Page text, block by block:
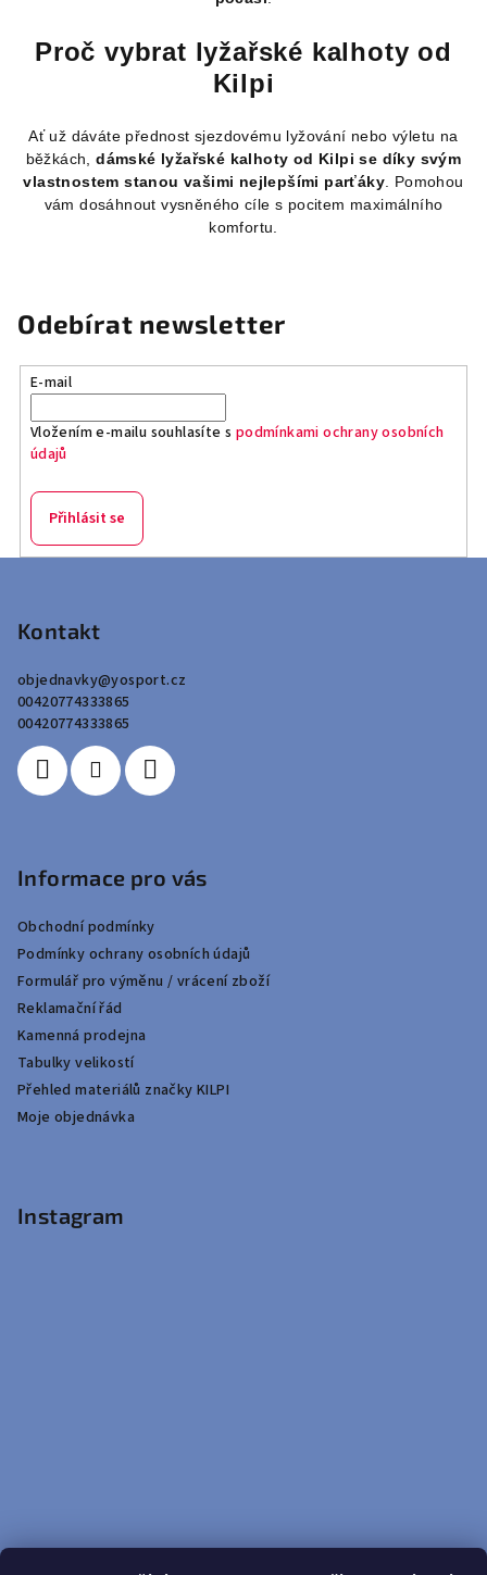
Proč vybrat lyžařské kalhoty od
Kilpi
Ať už dáváte přednost sjezdovému lyžování nebo výletu na
běžkách,dámské lyžařské kalhoty od Kilpi se díky svým
vlastnostem stanou vašimi nejlepšími parťáky . Pomohou
vám dosáhnout vysněného cíle s pocitem maximálního
komfortu.
Odebírat newsletter
E-mail
Vložením e-mailu souhlasíte s podmínkami ochrany osobních
údajů
Přihlásit se
Kontakt
objednavky@yosport.cz
00420774333865
00420774333865
Informace pro vás
Obchodní podmínky
Podmínky ochrany osobních údajů
Formulář pro výměnu / vrácení zboží
Reklamační řád
Kamenná prodejna
Tabulky velikostí
Přehled materiálů značky KILPI
Moje objednávka
Instagram